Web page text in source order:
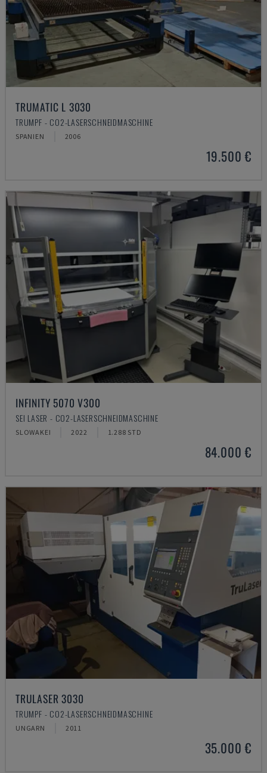
TRUMATIC L 3030
TRUMPF - CO2-LASERSCHNEIDMASCHINE
SPANIEN 2006
19.500 €
INFINITY 5070 V300
SEI LASER - CO2-LASERSCHNEIDMASCHINE
SLOWAKEI 2022 1.288 STD
84.000 €
TRULASER 3030
TRUMPF - CO2-LASERSCHNEIDMASCHINE
UNGARN 2011
35.000 €